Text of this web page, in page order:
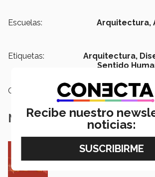
Escuelas: Arquitectura,
Etiquetas: Arquitectura,
Sentido
Categoría:
Notas Relacionadas
Entre miles: mexicana gana
Erasmus Mundus LIVE
Recibe nuestro
noticias: